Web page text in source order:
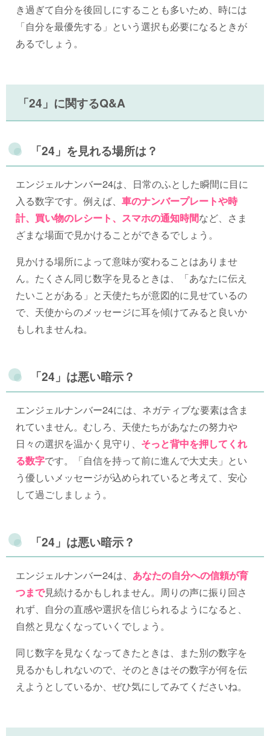
き過ぎて自分を後回しにすることも多いため、時には
「自分を最優先する」という選択も必要になるときが
あるでしょう。
「24」に関するQ&A
「24」を見れる場所は？
エンジェルナンバー24は、日常のふとした瞬間に目に
入る数字です。例えば、 車のナンバープレートや時
計、買い物のレシート、スマホの通知時間など、さま
ざまな場面で見かけることができるでしょう。
見かける場所によって意味が変わることはありませ
ん。たくさん同じ数字を見るときは、「あなたに伝え
たいことがある」と天使たちが意図的に見せているの
で、天使からのメッセージに耳を傾けてみると良いか
もしれませんね。
「24」は悪い暗示？
エンジェルナンバー24には、ネガティブな要素は含ま
れていません。むしろ、天使たちがあなたの努力や
日々の選択を温かく見守り、 そっと背中を押してくれ
る数字です。「自信を持って前に進んで大丈夫」とい
う優しいメッセージが込められていると考えて、安心
して過ごしましょう。
「24」は悪い暗示？
エンジェルナンバー24は、 あなたの自分への信頼が育
つまで見続けるかもしれません。周りの声に振り回さ
れず、自分の直感や選択を信じられるようになると、
自然と見なくなっていくでしょう。
同じ数字を見なくなってきたときは、また別の数字を
見るかもしれないので、そのときはその数字が何を伝
えようとしているか、ぜひ気にしてみてくださいね。